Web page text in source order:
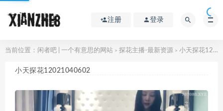
注册 登录
当前位置： 闲者吧 | 一个有意思的网站 > 探花主播-最新资源 > 小天探花12021040602
小天探花12021040602